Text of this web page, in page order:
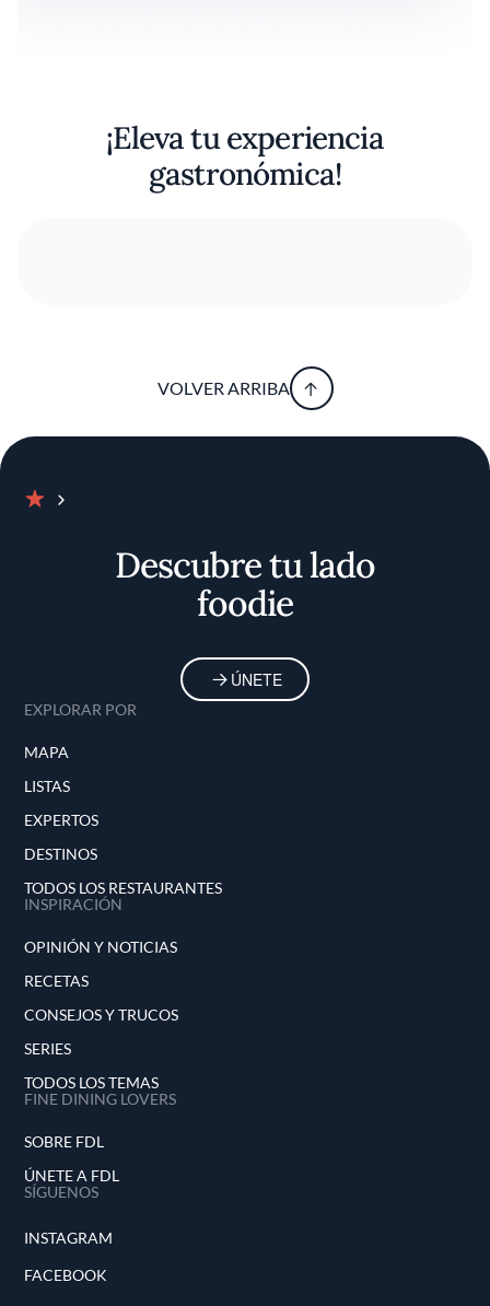
¡Eleva tu experiencia
gastronómica!
VOLVER ARRIBA
Descubre tu lado
foodie
ÚNETE
EXPLORAR POR
MAPA
LISTAS
EXPERTOS
DESTINOS
TODOS LOS RESTAURANTES
INSPIRACIÓN
OPINIÓN Y NOTICIAS
RECETAS
CONSEJOS Y TRUCOS
SERIES
TODOS LOS TEMAS
FINE DINING LOVERS
SOBRE FDL
ÚNETE A FDL
SÍGUENOS
INSTAGRAM
FACEBOOK